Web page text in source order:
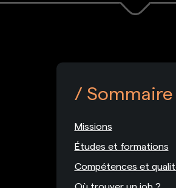
Sommaire
Missions
Études et formations
Compétences et
Où trouver un job ?